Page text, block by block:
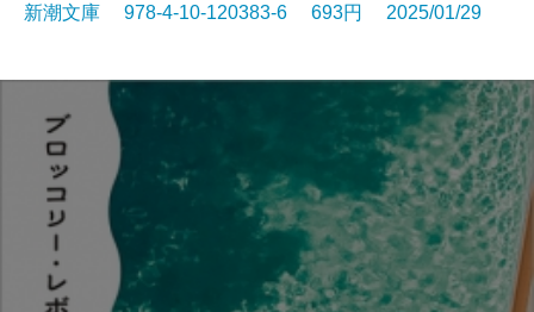
新潮文庫 978-4-10-120383-6 693円 2025/01/29